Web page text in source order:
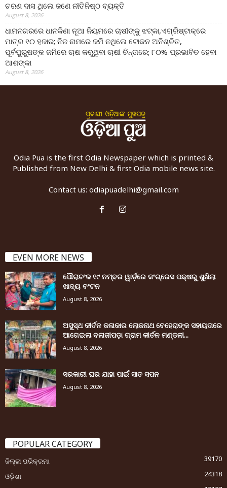
ଚରଣ ଦାସ ଥିଲେ ଜଣେ ନୀତିନିଷ୍ଠ ବ୍ୟକ୍ତି
August 8, 2026
ଧାମନଗରରେ ଧାନକିଣା ନୂଆ ନିୟମରେ ଚାଷୀଙ୍କୁ ଝଟ୍‌କା,ଏଗ୍ରିଷ୍ଟାକ୍‌ରେ
ମାତ୍ର ୧୦ ହଜାର; ନିଜ ନାମରେ ଜମି ନଥିଲେ ଟୋକନ ଅନିଶ୍ଚିତ,
ପୂର୍ବପୁରୁଷଙ୍କ ଜମିରେ ଚାଷ କରୁଥିବା ଚାଷୀ ଚିନ୍ତାରେ; ୮୦% ପ୍ରଭାବିତ ହେବା
ଆଶଙ୍କା
August 8, 2026
Odia Pua is the first Odia Newspaper which is printed &
Published from New Delhi & first Odia mobile news site.
Contact us: odiapuadelhi@gmail.com
EVEN MORE NEWS
ପୌରାଚଂଳ ୧୯ ନମ୍ବର ୱାର୍ଡ଼ରେ କଂଗ୍ରେସ ପକ୍ଷରୁ ଶୁଖିଲା
ଖାଦ୍ୟ ବଂଟନ
August 8, 2026
ଅସୁସ୍ଥ କୀର୍ତନ କଳାକାର ଲୋକନାଥ ବେହେରାଙ୍କ ସହାୟତାରେ
ଆଗେଇଲା ବଳାଜୀପଡ଼ା ଗ୍ରାମ କୀର୍ତନ ମଣ୍ଡଳୀ...
August 8, 2026
ସରକାରୀ ଘର ଯାହା ପାଇଁ ସାତ ସପନ
August 8, 2026
POPULAR CATEGORY
ଜିଲ୍ଲା ପରିକ୍ରମା
39170
ଓଡ଼ିଶା
24318